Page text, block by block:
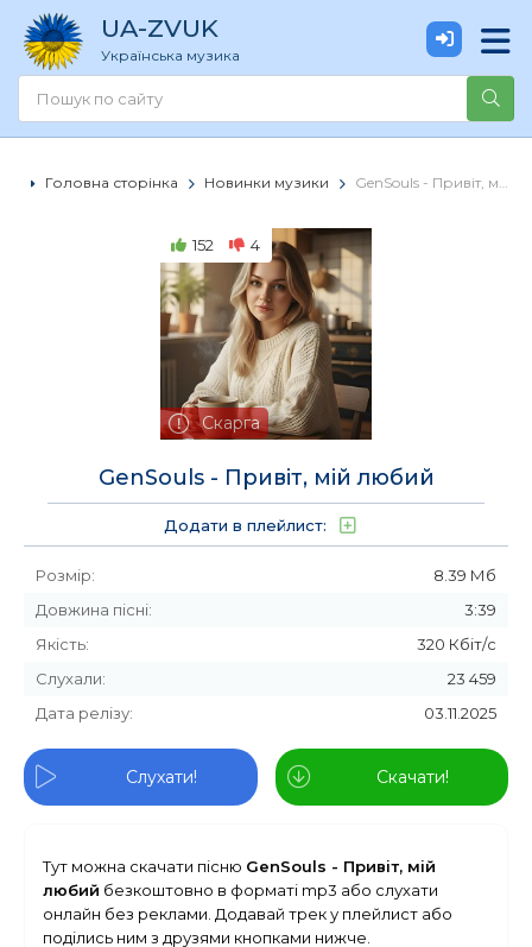
UA-ZVUK
Українська музика
Головна сторінка Новинки музики GenSouls - Привіт, мій любий
152 4
Скарга
GenSouls - Привіт, мій любий
Додати в плейлист:
Розмір:
8.39 Мб
Довжина пісні:
3:39
Якість:
320 Кбіт/с
Слухали:
23 459
Дата релізу:
03.11.2025
Слухати! Скачати!
Тут можна скачати пісню GenSouls - Привіт, мій
любий безкоштовно в форматі mp3 або слухати
онлайн без реклами. Додавай трек у плейлист або
поділись ним з друзями кнопками нижче.